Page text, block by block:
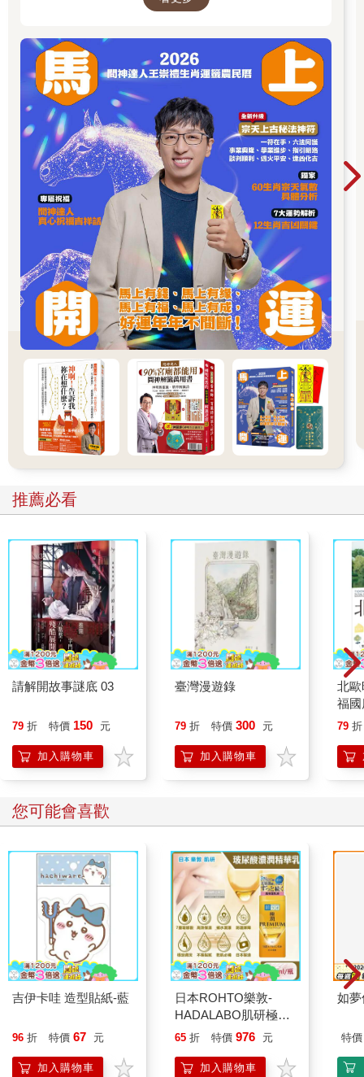
推薦必看
請解開故事謎底 03
79 折 特價 150 元
加入購物車
臺灣漫遊錄
79 折 特價 300 元
加入購物車
北
福
79 折
您可能會喜歡
吉伊卡哇 造型貼紙-藍
96 折 特價 67 元
加入購物車
日本ROHTO樂敦-
HADALABO肌研極潤
金緻7重玻尿酸高效保
140ml/金瓶(Premium
65 折 特價 976 元
加入購物車
如
特價